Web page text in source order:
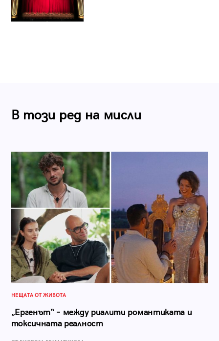
В този ред на мисли
НЕЩАТА ОТ ЖИВОТА
„Ергенът“ – между риалити романтиката и
токсичната реалност